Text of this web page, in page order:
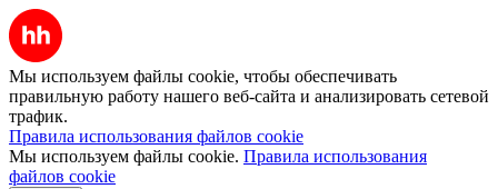
Мы используем файлы cookie, чтобы обеспечивать
правильную работу нашего веб-сайта и анализировать сетевой
трафик.
Правила использования файлов cookie
Мы используем файлы cookie. Правила использования
файлов cookie